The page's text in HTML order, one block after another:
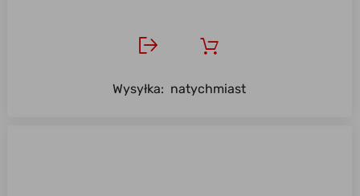
Wysyłka: natychmiast